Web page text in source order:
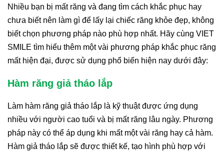
Nhiều bạn bị mất răng và đang tìm cách khắc phục hay
chưa biết nên làm gì để lấy lại chiếc răng khỏe đẹp, không
biết chọn phương pháp nào phù hợp nhất. Hãy cùng VIET
SMILE tìm hiểu thêm một vài phương pháp khắc phục răng
mất hiện đại, được sử dụng phổ biến hiện nay dưới đây:
Hàm răng giả tháo lắp
Làm hàm răng giả tháo lắp là kỹ thuật được ứng dụng
nhiều với người cao tuổi và bị mất răng lâu ngày. Phương
pháp này có thể áp dụng khi mất một vài răng hay cả hàm.
Hàm giả tháo lắp sẽ được thiết kế, tạo hình phù hợp với